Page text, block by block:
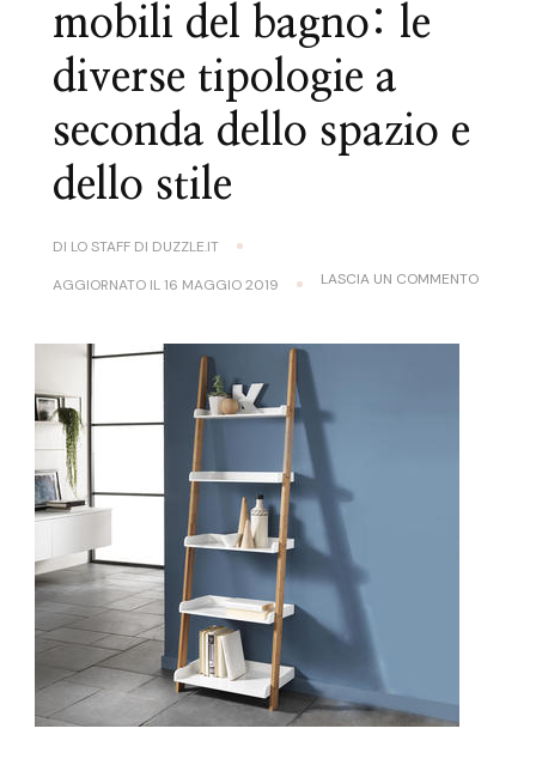
mobili del bagno: le
diverse tipologie a
seconda dello spazio e
dello stile
DI LO STAFF DI DUZZLE.IT
AGGIORNATO IL 16 MAGGIO 2019 LASCIA UN COMMENTOSU